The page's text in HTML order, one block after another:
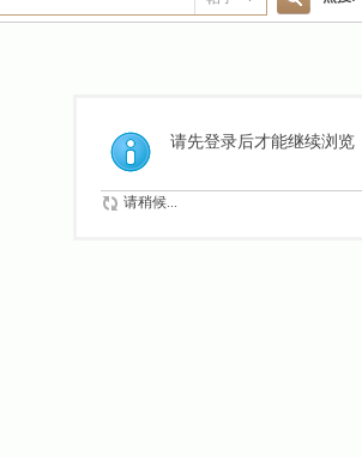
索
请先登录后才能继续浏览
请稍候...